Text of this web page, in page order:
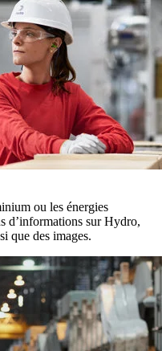
ou les énergies
d’informations sur Hydro,
que des images.